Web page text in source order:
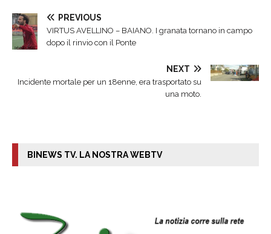
PREVIOUS
VIRTUS AVELLINO – BAIANO. I granata tornano in campo
dopo il rinvio con il Ponte
NEXT
Incidente mortale per un 18enne, era trasportato su
una moto.
BINEWS TV. LA NOSTRA WEBTV